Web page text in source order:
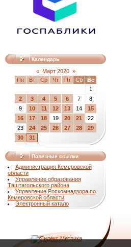
Календарь
« Март 2020 »
Пн
Вт Ср Чт Пт Сб
Вс
1
2
3 4 5 6 7
8
9
10 11 12 13 14
15
16
17 18 19 20 21
22
23
24 25 26 27 28
29
30
31
Полезные ссылки
Администрация Кемеровской
области
Управление образования
Таштагольского района
Управление Роскомнадзора по
Кемеровской области
Электронный катало